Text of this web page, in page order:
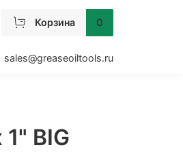
Корзина 0
sales@greaseoiltools.ru
BIG